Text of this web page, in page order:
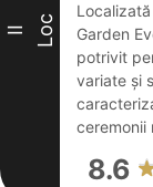
II Loc
Garden
potrivit
variate și
ceremonii
8.6